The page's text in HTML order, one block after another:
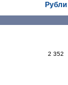
Рубли
2 352